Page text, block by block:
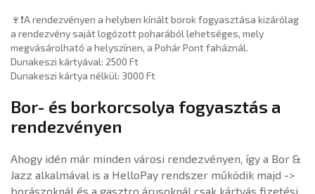
🍷❗A rendezvényen a helyben kínált borok fogyasztása kizárólag
a rendezvény saját logózott poharából lehetséges, mely
megvásárolható a helyszínen, a Pohár Pont faháznál.
Dunakeszi kártyával: 2500 Ft
Dunakeszi kártya nélkül: 3000 Ft
Bor- és borkorcsolya fogyasztás a
rendezvényen
Ahogy idén már minden városi rendezvényen, így a Bor &
Jazz alkalmával is a HelloPay rendszer működik majd ->
borászoknál és a gasztro árusoknál csak kártyás fizetési